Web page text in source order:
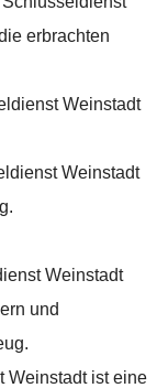
erbrachten
Weinstadt
Weinstadt
Weinstadt
und
Weinstadt ist eine